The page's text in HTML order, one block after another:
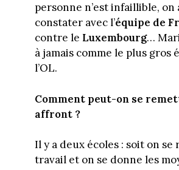
personne n’est infaillible, on
constater avec l’équipe de
contre le Luxembourg…
à jamais comme le plus gros
l’OL.
Comment peut-on se
affront ?
Il y a deux écoles : soit on se
travail et on se donne les